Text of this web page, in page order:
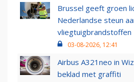
Brussel geeft groen
Nederlandse steun
vliegtuigbrandstoffen
03-08-2026, 12:41
Airbus A321neo in
beklad met graffiti